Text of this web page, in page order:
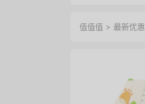
值值值 > 最新优惠